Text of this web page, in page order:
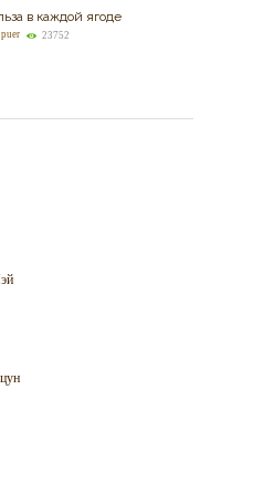
в каждой ягоде
puer 23752